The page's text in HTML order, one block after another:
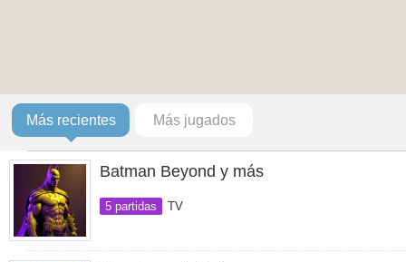
Más recientes Más jugados
Batman Beyond y más
5 partidas TV